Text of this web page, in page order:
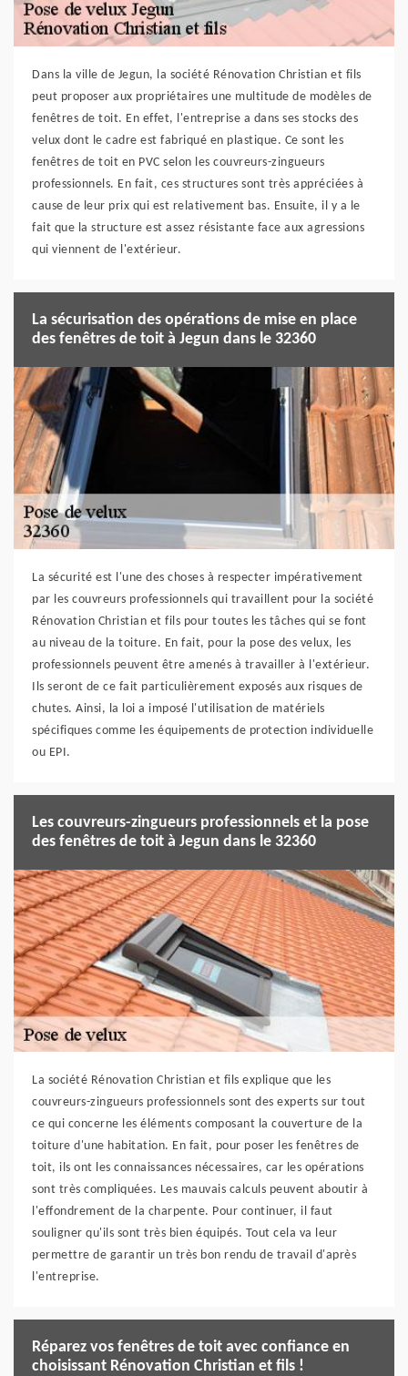
Dans la ville de Jegun, la société Rénovation Christian et fils
peut proposer aux propriétaires une multitude de modèles de
fenêtres de toit. En effet, l'entreprise a dans ses stocks des
velux dont le cadre est fabriqué en plastique. Ce sont les
fenêtres de toit en PVC selon les couvreurs-zingueurs
professionnels. En fait, ces structures sont très appréciées à
cause de leur prix qui est relativement bas. Ensuite, il y a le
fait que la structure est assez résistante face aux agressions
qui viennent de l'extérieur.
La sécurisation des opérations de mise en place
des fenêtres de toit à Jegun dans le 32360
La sécurité est l'une des choses à respecter impérativement
par les couvreurs professionnels qui travaillent pour la société
Rénovation Christian et fils pour toutes les tâches qui se font
au niveau de la toiture. En fait, pour la pose des velux, les
professionnels peuvent être amenés à travailler à l'extérieur.
Ils seront de ce fait particulièrement exposés aux risques de
chutes. Ainsi, la loi a imposé l'utilisation de matériels
spécifiques comme les équipements de protection individuelle
ou EPI.
Les couvreurs-zingueurs professionnels et la pose
des fenêtres de toit à Jegun dans le 32360
La société Rénovation Christian et fils explique que les
couvreurs-zingueurs professionnels sont des experts sur tout
ce qui concerne les éléments composant la couverture de la
toiture d'une habitation. En fait, pour poser les fenêtres de
toit, ils ont les connaissances nécessaires, car les opérations
sont très compliquées. Les mauvais calculs peuvent aboutir à
l'effondrement de la charpente. Pour continuer, il faut
souligner qu'ils sont très bien équipés. Tout cela va leur
permettre de garantir un très bon rendu de travail d'après
l'entreprise.
Réparez vos fenêtres de toit avec confiance en
choisissant Rénovation Christian et fils !